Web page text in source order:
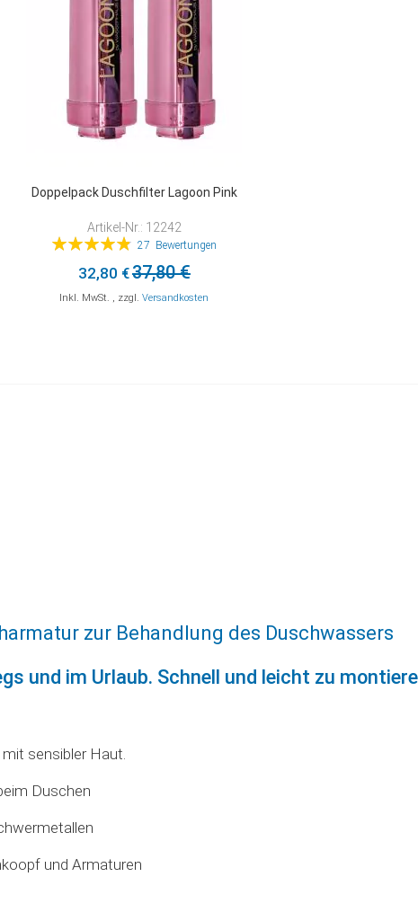
Doppelpack Duschfilter Lagoon Pink
Artikel-Nr.: 12242
Bewertung:
27 Bewertungen
32,80 €37,80 €
Inkl. MwSt. , zzgl.Versandkosten
zur Behandlung des Duschwassers
und im Urlaub. Schnell und leicht zu
sensibler Haut.
Duschen
und Armaturen